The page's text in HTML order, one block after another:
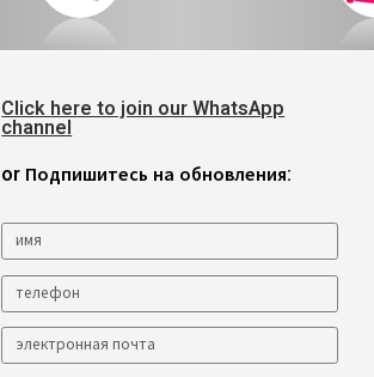
Click here to join our WhatsApp
channel
or Подпишитесь на обновления: